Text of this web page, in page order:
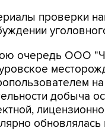
проверки
очередь ООО
добыча